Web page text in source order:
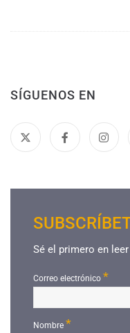
SÍGUENOS EN
Sé el primero en
Correo electrónico *
Nombre*